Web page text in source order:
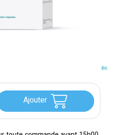
Ajouter